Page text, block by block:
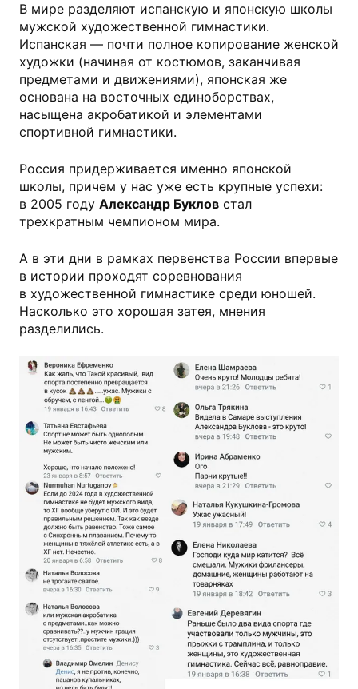
В мире разделяют испанскую и японскую школы
мужской художественной гимнастики.
Испанская — почти полное копирование женской
художки (начиная от костюмов, заканчивая
предметами и движениями), японская же
основана на восточных единоборствах,
насыщена акробатикой и элементами
спортивной гимнастики.
Россия придерживается именно японской
школы, причем у нас уже есть крупные успехи:
в 2005 году Александр Буклов стал
трехкратным чемпионом мира.
А в эти дни в рамках первенства России впервые
в истории проходят соревнования
в художественной гимнастике среди юношей.
Насколько это хорошая затея, мнения
разделились.